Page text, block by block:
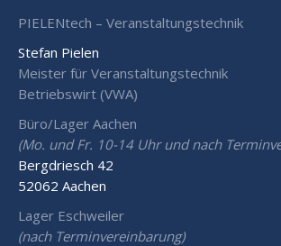
PIELENtech – Veranstaltungstechnik
Stefan Pielen
Meister für Veranstaltungstechnik
Betriebswirt (VWA)
Büro/Lager Aachen
(Mo. und Fr. 10-14 Uhr und nach
Bergdriesch 42
52062 Aachen
Lager Eschweiler
(nach Terminvereinbarung)